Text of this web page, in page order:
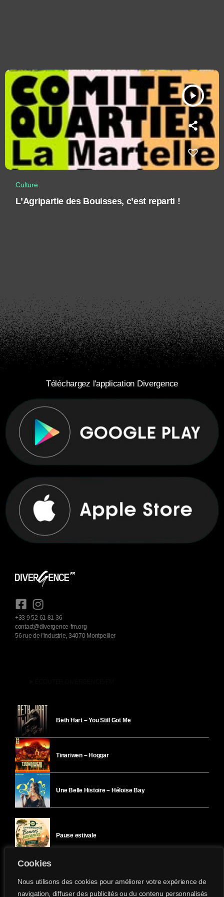
Cookies
Nous utilisons des cookies pour améliorer votre expérience de
navigation, diffuser des publicités ou du contenu personnalisés
play_arrow
Culture
L’Agripartie des Bouisses, c’est reparti !
Téléchargez l'application Divergence
+33 9 52 61 81 36
contact@divergence-fm.org
56 rue de l'industrie, 34070 Montpellier
Beth Hart – You Still Got Me
Tinariwen – Hoggar
Une Belle Histoire – Héloïse Bay
Pause estivale